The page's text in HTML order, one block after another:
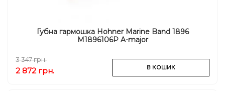
Губна гармошка Hohner Marine Band 1896
M1896106P A-major
3 347 грн.
2 872 грн. В КОШИК